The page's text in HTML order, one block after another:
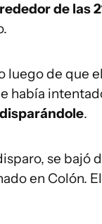
de las
luego de que
había
.
se bajó
en Colón.